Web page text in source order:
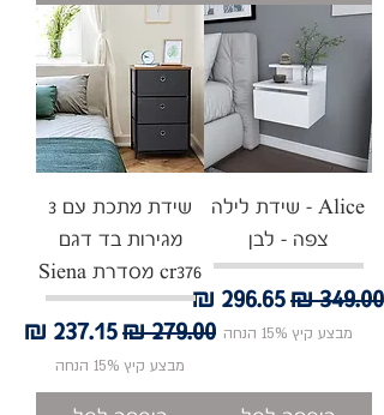
Alice - שידת לילה
צפה - לבן
מחיר רגילמחיר מבצע
מבצע קיץ 15% הנחה
שידת מתכת עם 3
מגירות בד דגם
cr376 מסדרת Siena
מחיר רגילמחיר
מבצע קיץ 15% הנחה